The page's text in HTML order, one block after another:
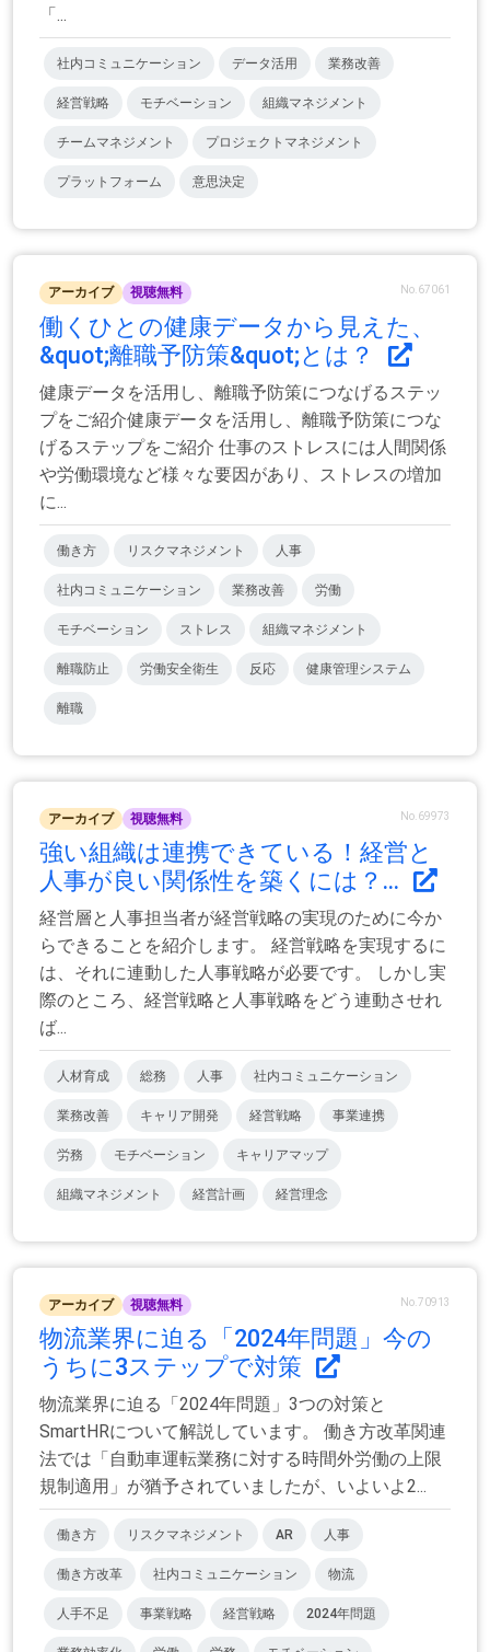
「...
社内コミュニケーション データ活用 業務改善
経営戦略 モチベーション 組織マネジメント
チームマネジメント プロジェクトマネジメント
プラットフォーム 意思決定
アーカイブ 視聴無料 No.67061
働くひとの健康データから見えた、
&quot;離職予防策&quot;とは？
健康データを活用し、離職予防策につなげるステッ
プをご紹介健康データを活用し、離職予防策につな
げるステップをご紹介 仕事のストレスには人間関係
や労働環境など様々な要因があり、ストレスの増加
に...
働き方 リスクマネジメント 人事
社内コミュニケーション 業務改善 労働
モチベーション ストレス 組織マネジメント
離職防止 労働安全衛生 反応 健康管理システム
離職
アーカイブ 視聴無料 No.69973
強い組織は連携できている！経営と
人事が良い関係性を築くには？...
経営層と人事担当者が経営戦略の実現のために今か
らできることを紹介します。 経営戦略を実現するに
は、それに連動した人事戦略が必要です。 しかし実
際のところ、経営戦略と人事戦略をどう連動させれ
ば...
人材育成 総務 人事 社内コミュニケーション
業務改善 キャリア開発 経営戦略 事業連携
労務 モチベーション キャリアマップ
組織マネジメント 経営計画 経営理念
アーカイブ 視聴無料 No.70913
物流業界に迫る「2024年問題」今の
うちに3ステップで対策
物流業界に迫る「2024年問題」3つの対策と
SmartHRについて解説しています。 働き方改革関連
法では「自動車運転業務に対する時間外労働の上限
規制適用」が猶予されていましたが、いよいよ2...
働き方 リスクマネジメント AR 人事
働き方改革 社内コミュニケーション 物流
人手不足 事業戦略 経営戦略 2024年問題